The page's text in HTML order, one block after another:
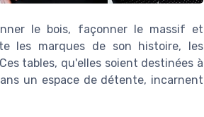
le bois, façonner le massif et
les marques de son histoire, les
tables, qu'elles soient destinées à
un espace de détente, incarnent